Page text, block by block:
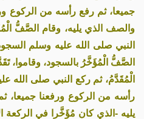
جميعا، ثم رفع رأسه من الركوع
والصف الذي يليه، وقام الصَّفُّ
النبي صلى الله عليه وسلم
الصَّفُّ الْمُؤَخَّرُ بالسجود، وقاموا،
الْمُقَدَّمُ، ثم ركع النبي صلى الله
رأسه من الركوع ورفعنا جميعا،
يليه -الذي كان مُؤَخَّرا في